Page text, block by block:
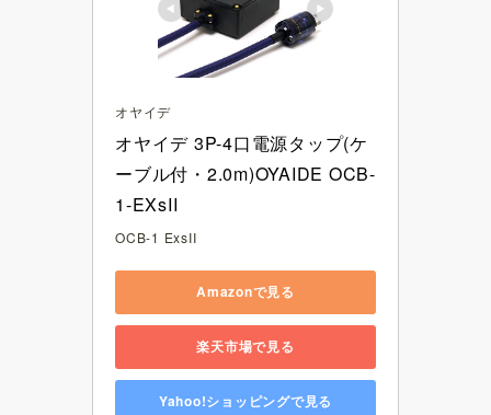
オヤイデ
オヤイデ 3P-4口電源タップ(ケ
ーブル付・2.0m)OYAIDE OCB-
1-EXsII
OCB-1 ExsII
Amazonで見る
楽天市場で見る
Yahoo!ショッピングで見る